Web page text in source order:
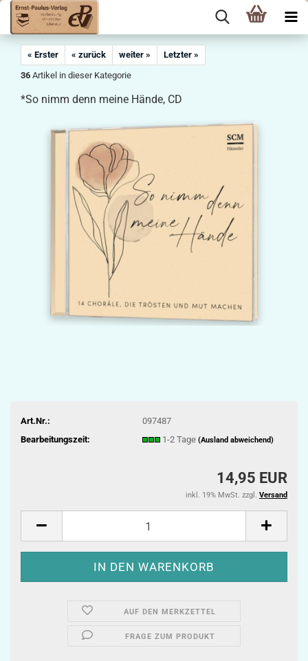
« Erster « zurück weiter »
Letzter »
36 Artikel in dieser Kategorie
*So nimm denn meine Hände, CD
Art.Nr.:
097487
Bearbeitungszeit:
1-2 Tage (Ausland abweichend)
14,95 EUR
inkl. 19% MwSt. zzgl. Versand
AUF DEN MERKZETTEL
FRAGE ZUM PRODUKT